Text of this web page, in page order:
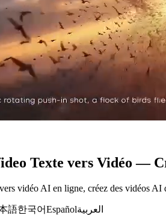
Texte vers Vidéo —
vidéo AI en ligne, créez des vidéos
語한국어Españolالعربية